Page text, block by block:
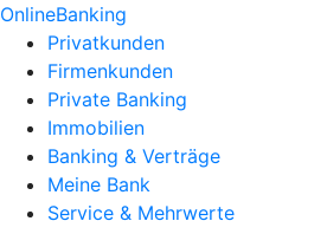
OnlineBanking
Privatkunden
Firmenkunden
Private Banking
Immobilien
Banking & Verträge
Meine Bank
Service & Mehrwerte